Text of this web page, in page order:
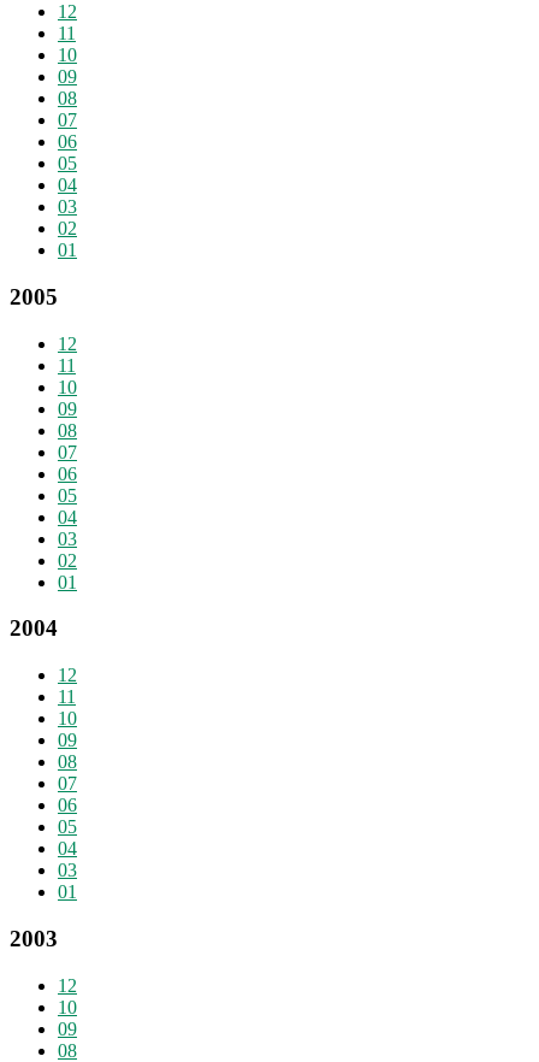
12
11
10
09
08
07
06
05
04
03
02
01
2005
12
11
10
09
08
07
06
05
04
03
02
01
2004
12
11
10
09
08
07
06
05
04
03
01
2003
12
10
09
08